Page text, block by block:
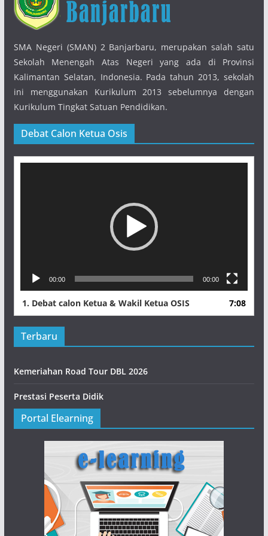
SMA Negeri (SMAN) 2 Banjarbaru, merupakan salah satu
Sekolah Menengah Atas Negeri yang ada di Provinsi
Kalimantan Selatan, Indonesia. Pada tahun 2013, sekolah
ini menggunakan Kurikulum 2013 sebelumnya dengan
Kurikulum Tingkat Satuan Pendidikan.
Debat Calon Ketua Osis
00:00 00:00
1. Debat calon Ketua & Wakil Ketua OSIS 7:08
Terbaru
Kemeriahan Road Tour DBL 2026
Prestasi Peserta Didik
Portal Elearning